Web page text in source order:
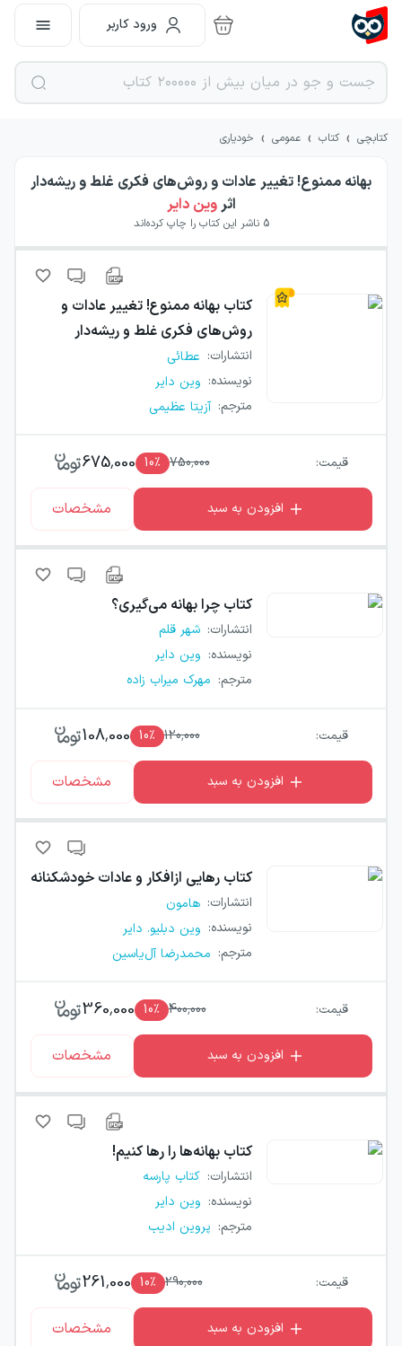
ورود کاربر
کتابچی › کتاب › عمومی › خودیاری
بهانه ممنوع! تغییر عادات و روش‌های فکری غلط و ریشه‌دار
اثروین دایر
5 ناشر این کتاب را چاپ کرده‌اند
کتاب بهانه ممنوع! تغییر عادات و
روش‌های فکری غلط و ریشه‌دار
انتشارات: عطائی
نویسنده: وین دایر
مترجم: آزیتا عظیمی
قیمت: 750,000
10٪ 675,000
افزودن به سبد مشخصات
کتاب چرا بهانه می‌گیری؟
انتشارات: شهر قلم
نویسنده: وین دایر
مترجم: مهرک میراب زاده
قیمت: 120,000
10٪ 108,000
افزودن به سبد مشخصات
کتاب رهایی ازافکار و عادات خودشکنانه
انتشارات: هامون
نویسنده: وین دبلیو. دایر
مترجم: محمدرضا آل‌یاسین
قیمت: 400,000
10٪ 360,000
افزودن به سبد مشخصات
کتاب بهانه‌ها را رها کنیم!
انتشارات: کتاب پارسه
نویسنده: وین دایر
مترجم: پروین ادیب
قیمت: 290,000
10٪ 261,000
افزودن به سبد مشخصات